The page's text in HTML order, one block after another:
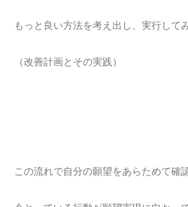
もっと良い方法を考え出し、実行して
（改善計画とその実践）
この流れで自分の願望をあらためて確